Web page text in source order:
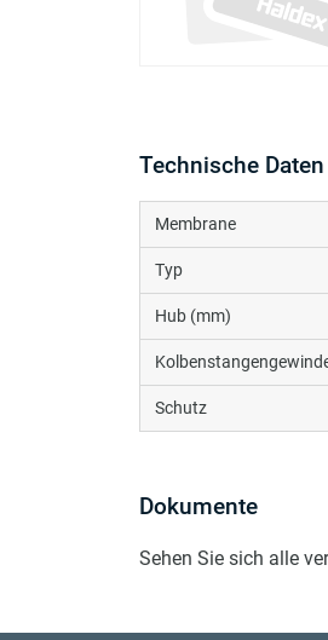
Technische Daten
Membrane
Typ
Hub (mm)
Schutz
Dokumente
Sehen Sie sich alle